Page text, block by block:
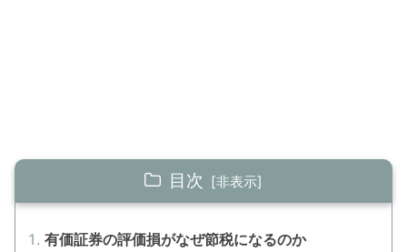
目次
有価証券の評価損がなぜ節税になるのか